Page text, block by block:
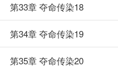
第33章 夺命传染18
第34章 夺命传染19
第35章 夺命传染20